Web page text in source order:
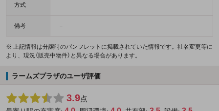
方式
備考 －
※ 上記情報は分譲時のパンフレットに掲載されていた情報です。社名変更等に
より、現況（販売中物件）と異なる場合があります。
ラームズプラザのユーザ評価
3.9点